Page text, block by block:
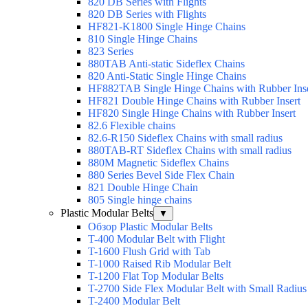
820 DB Series with Flights
HF821-K1800 Single Hinge Chains
810 Single Hinge Chains
823 Series
880TAB Anti-static Sideflex Chains
820 Anti-Static Single Hinge Chains
HF882TAB Single Hinge Chains with Rubber
HF821 Double Hinge Chains with Rubber Insert
HF820 Single Hinge Chains with Rubber Insert
82.6 Flexible chains
82.6-R150 Sideflex Chains with small radius
880TAB-RT Sideflex Chains with small radius
880M Magnetic Sideflex Chains
880 Series Bevel Side Flex Chain
821 Double Hinge Chain
805 Single hinge chains
Plastic Modular Belts
▼
Обзор Plastic Modular Belts
T-400 Modular Belt with Flight
T-1600 Flush Grid with Tab
T-1000 Raised Rib Modular Belt
T-1200 Flat Top Modular Belts
T-2700 Side Flex Modular Belt with Small Radius
T-2400 Modular Belt